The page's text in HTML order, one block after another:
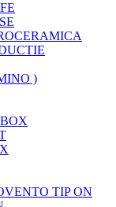
)
TIP ON